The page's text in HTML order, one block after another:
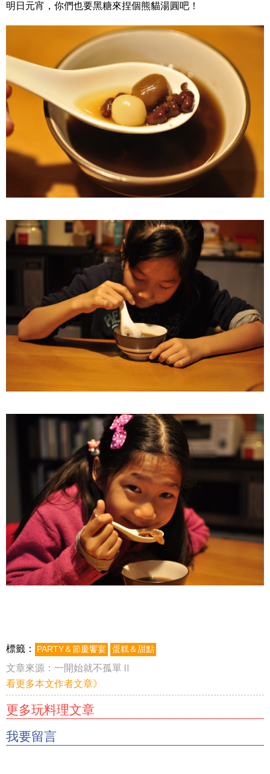
明日元宵，你們也要黑糖來捏個熊貓湯圓吧！
標籤： PARTY＆節慶饗宴 蛋糕＆甜點
文章來源： 一開始就不孤單Ⅱ
看更多本文作者文章》
更多玩料理文章
我要留言